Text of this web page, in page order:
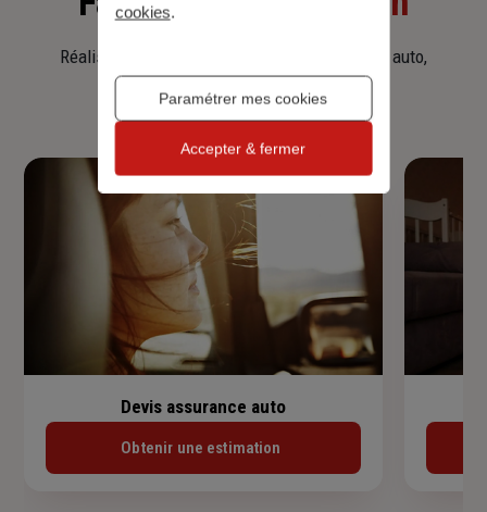
Réalisez une simulation tarifaire d'assurance, auto,
Devis assurance auto
Obtenir une estimation
cookies.
Paramétrer mes cookies
Accepter & fermer